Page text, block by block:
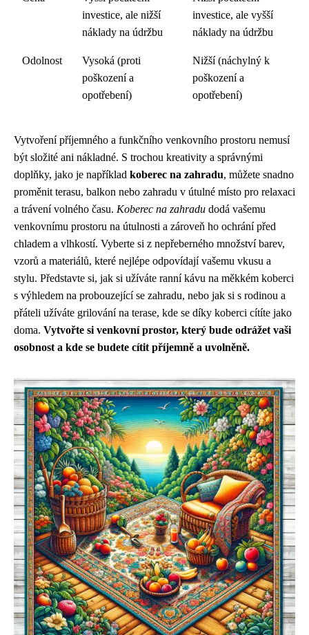
investice, ale nižší
náklady na údržbu
investice, ale vyšší
náklady na údržbu
Odolnost
Vysoká (proti
poškození a
opotřebení)
Nižší (náchylný k
poškození a
opotřebení)
Vytvoření příjemného a funkčního venkovního prostoru nemusí
být složité ani nákladné. S trochou kreativity a správnými
doplňky, jako je například koberec na zahradu, můžete snadno
proměnit terasu, balkon nebo zahradu v útulné místo pro relaxaci
a trávení volného času. Koberec na zahradu dodá vašemu
venkovnímu prostoru na útulnosti a zároveň ho ochrání před
chladem a vlhkostí. Vyberte si z nepřeberného množství barev,
vzorů a materiálů, které nejlépe odpovídají vašemu vkusu a
stylu. Představte si, jak si užíváte ranní kávu na měkkém koberci
s výhledem na probouzející se zahradu, nebo jak si s rodinou a
přáteli užíváte grilování na terase, kde se díky koberci cítíte jako
doma. Vytvořte si venkovní prostor, který bude odrážet vaši
osobnost a kde se budete cítit příjemně a uvolněně.